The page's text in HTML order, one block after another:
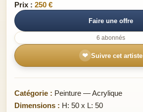
Prix : 250 €
Faire une offre
6 abonnés
❤ Suivre cet artiste
Catégorie : Peinture — Acrylique
Dimensions : H: 50 x L: 50